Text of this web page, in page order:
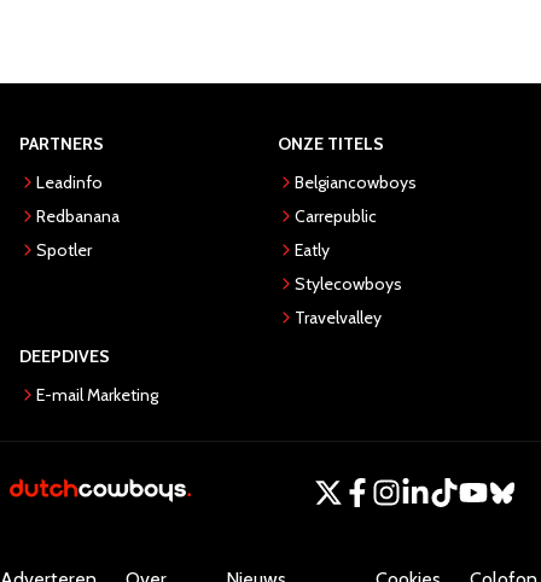
PARTNERS
Leadinfo
Redbanana
Spotler
ONZE TITELS
Belgiancowboys
Carrepublic
Eatly
Stylecowboys
Travelvalley
DEEPDIVES
E-mail Marketing